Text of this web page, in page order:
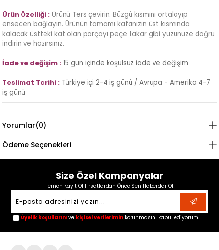
Ürün Özelliği : Ürünü Ters çevirin. Büzgü kısmını ortalayıp
enseden bağlayın. Ürünün tamamı kafanızın üst kısmında
kalacak üstteki kat olan parçayı peçe takar gibi yüzünüze doğru
indirin ve hazırsınız.
İade ve değişim : 15 gün içinde koşulsuz iade ve değişim
Teslimat Tarihi : Türkiye içi 2-4 iş günü / Avrupa - Amerika 4-7
iş günü
Yorumlar(0)
Ödeme Seçenekleri
Size Özel Kampanyalar
Hemen Kayıt Ol Fırsatlardan Önce Sen Haberdar Ol!
Üyelik koşullarını ve kişisel verilerimin korunmasını kabul ediyorum.